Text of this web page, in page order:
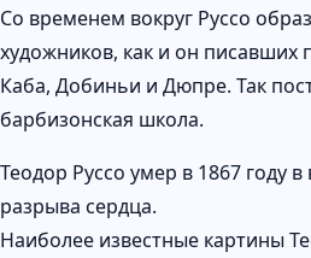
Со временем вокруг Руссо
художников, как и он
Каба, Добиньи и Дюпре. Так
барбизонская школа.
Теодор Руссо умер в 1867 году в
разрыва сердца.
Наиболее известные картины